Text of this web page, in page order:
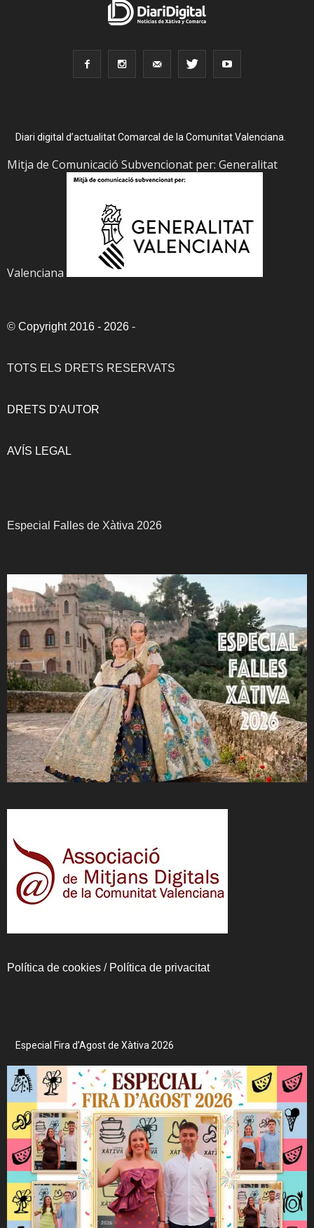
Diari digital d’actualitat Comarcal de la Comunitat Valenciana.
Mitja de Comunicació Subvencionat per: Generalitat
Valenciana
© Copyright 2016 - 2026 -
TOTS ELS DRETS RESERVATS
DRETS D'AUTOR
AVÍS LEGAL
Especial Falles de Xàtiva 2026
Política de cookies / Política de privacitat
Especial Fira d’Agost de Xàtiva 2026